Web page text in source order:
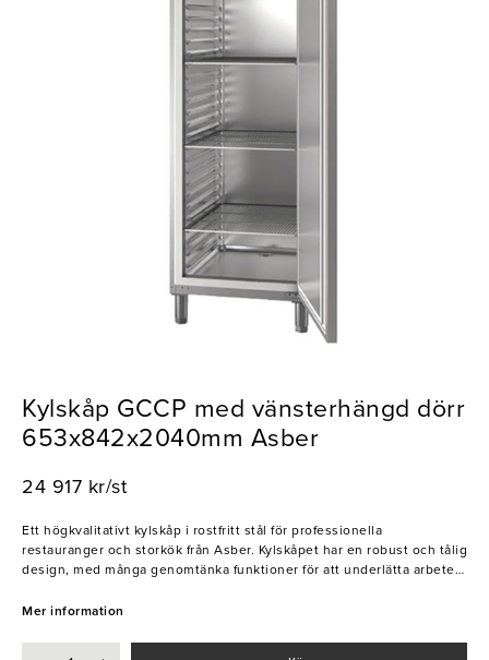
Kylskåp GCCP med vänsterhängd dörr
653x842x2040mm Asber
24 917 kr/st
Ett högkvalitativt kylskåp i rostfritt stål för professionella
restauranger och storkök från Asber. Kylskåpet har en robust och tålig
design, med många genomtänka funktioner för att underlätta arbetet i
praktiska displayen på framsidan. Kylskåpet har dessutom en
Mer information